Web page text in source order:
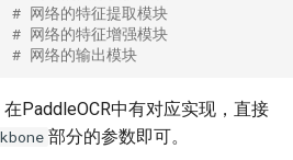
# 网络的特征提取模块
# 网络的特征增强模块
# 网络的输出模块
PaddleOCR中有对应实现，直接
部分的参数即可。